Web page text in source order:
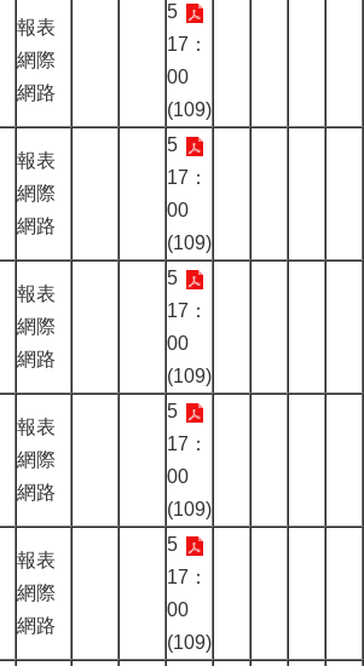
報表
網際
網路
5
17：
00
(109)
報表
網際
網路
5
17：
00
(109)
報表
網際
網路
5
17：
00
(109)
報表
網際
網路
5
17：
00
(109)
報表
網際
網路
5
17：
00
(109)